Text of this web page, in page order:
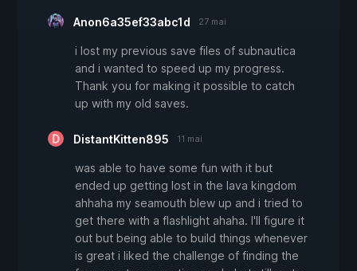
Anon6a35ef33abc1d 27 mai
i lost my previous save files of subnautica
and i wanted to speed up my progress.
Thank you for making it possible to catch
up with my old saves.
DistantKitten895 11 mai
was able to have some fun with it but
ended up getting lost in the lava kingdom
ahhaha my seamouth blew up and i tried to
get there with a flashlight ahaha. I'll figure it
out but being able to build things whenever
is great i liked the challenge of finding the